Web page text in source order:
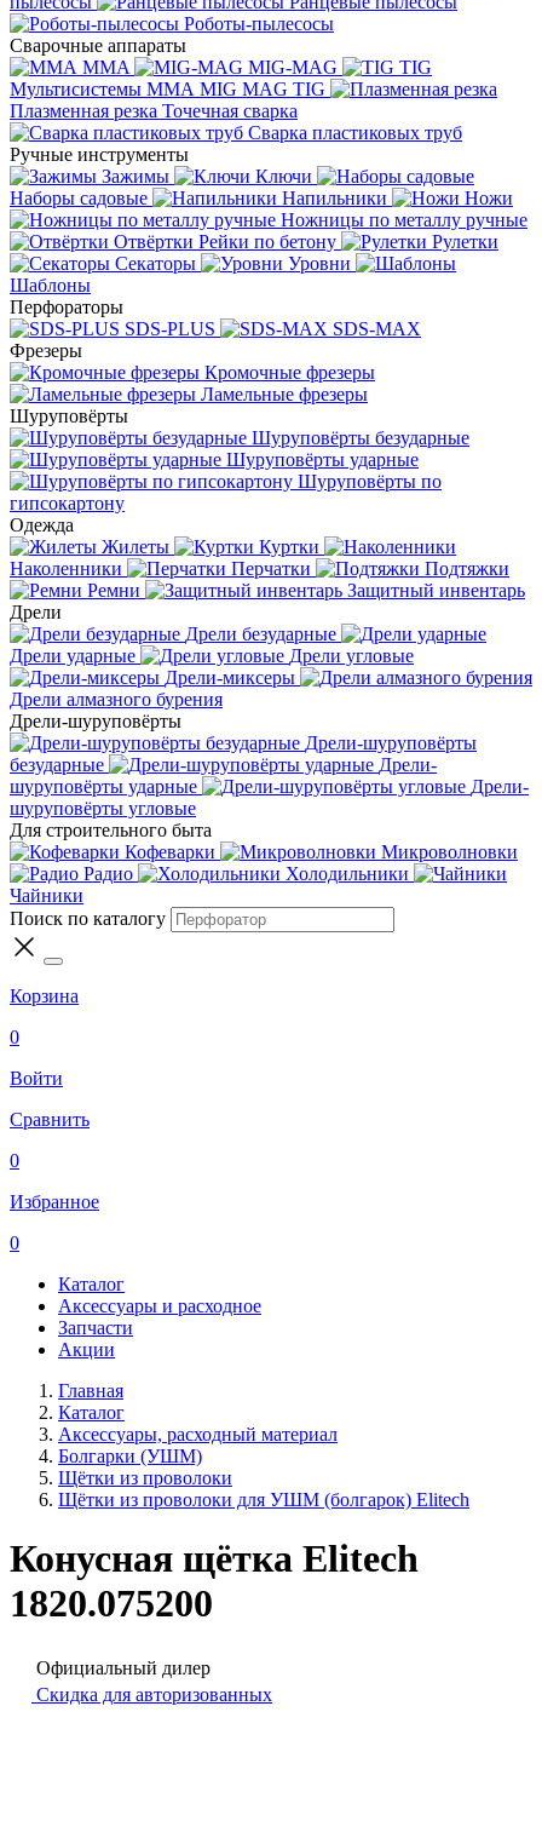
Роботы-пылесосы
Сварочные аппараты
MMA
MIG-MAG
TIG
Мультисистемы ММА MIG MAG TIG
Плазменная резка Точечная сварка
Cварка пластиковых труб
Ручные инструменты
Зажимы
Ключи
Наборы садовые
Напильники
Ножи
Ножницы по металлу ручные
Отвёртки Рейки по бетону
Рулетки
Секаторы
Уровни
Шаблоны
Перфораторы
SDS-PLUS
SDS-MAX
Фрезеры
Кромочные фрезеры
Ламельные фрезеры
Шуруповёрты
Шуруповёрты безударные
Шуруповёрты ударные
Шуруповёрты по
гипсокартону
Одежда
Жилеты
Куртки
Наколенники
Перчатки
Подтяжки
Ремни
Защитный инвентарь
Дрели
Дрели безударные
Дрели ударные
Дрели угловые
Дрели-миксеры
Дрели алмазного бурения
Дрели-шуруповёрты
Дрели-шуруповёрты
безударные
Дрели-
шуруповёрты ударные
Дрели-
шуруповёрты угловые
Для строительного быта
Кофеварки
Микроволновки
Радио
Холодильники
Чайники
Поиск по каталогу
Корзина
0
Войти
Сравнить
0
Избранное
0
Каталог
Аксессуары и расходное
Запчасти
Акции
Главная
Каталог
Аксессуары, расходный материал
Болгарки (УШМ)
Щётки из проволоки
Щётки из проволоки для УШМ (болгарок) Elitech
Конусная щётка Elitech
1820.075200
Официальный дилер
Скидка для авторизованных